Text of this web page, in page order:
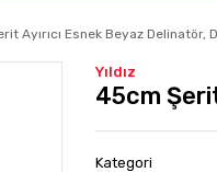
Ayırıcı Esnek Beyaz Delinatör,
Yıldız
45cm
Kategori